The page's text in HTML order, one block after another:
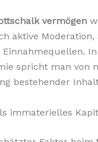
vermögen
aktive Moderation,
Einnahmequellen.
spricht man von
bestehender
immaterielles